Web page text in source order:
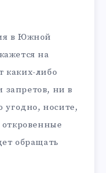
в Южной
на
каких-либо
запретов, ни в
угодно, носите,
обращать